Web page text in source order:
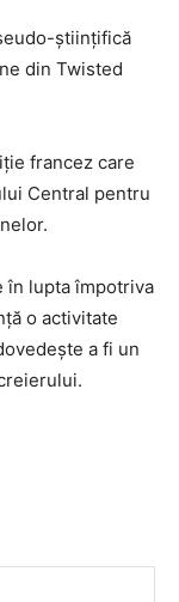
științifică
din Twisted
francez care
Central pentru
în lupta împotriva
o activitate
a fi un